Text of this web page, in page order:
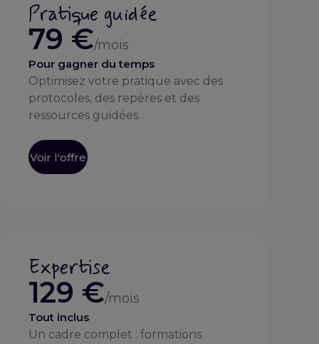
Pratique guidée
79 €/mois
Pour gagner du temps
Optimisez votre pratique avec des
protocoles, des repères et des
ressources guidées.
Voir l'offre
Expertise
129 €/mois
Tout inclus
Un cadre complet : formations